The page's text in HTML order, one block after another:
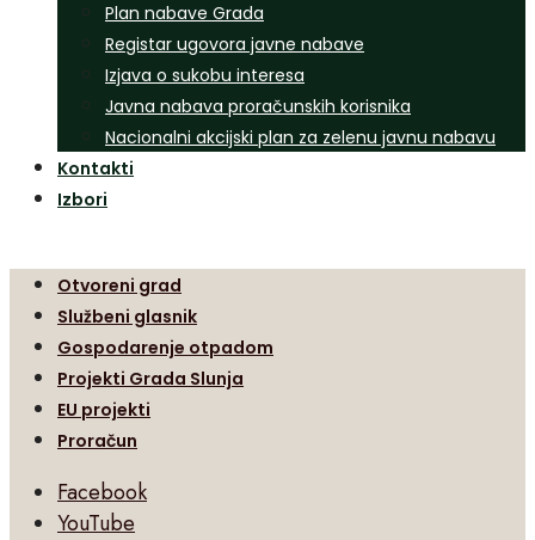
Plan nabave Grada
Registar ugovora javne nabave
Izjava o sukobu interesa
Javna nabava proračunskih korisnika
Nacionalni akcijski plan za zelenu javnu nabavu
Kontakti
Izbori
Otvoreni grad
Službeni glasnik
Gospodarenje otpadom
Projekti Grada Slunja
EU projekti
Proračun
Facebook
YouTube